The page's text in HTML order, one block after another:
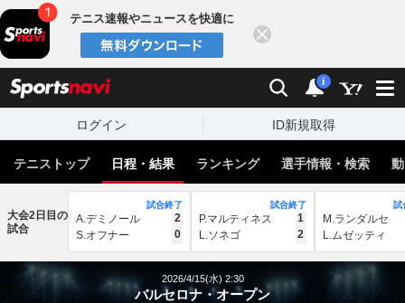
テニス速報やニュースを快適に
検索 通知
i
ログイン ID新規取得
テニストップ 日程・結果 ランキング 選手情報・検索
大会2日目の
試合
試合終了
A.デミノール
2
S.オフナー
0
試合終了
P.マルティネス
1
L.ソネゴ
2
試
M.ランダルセ
L.ムゼッティ
2026/4/15(水) 2:30
バルセロナ・オープン